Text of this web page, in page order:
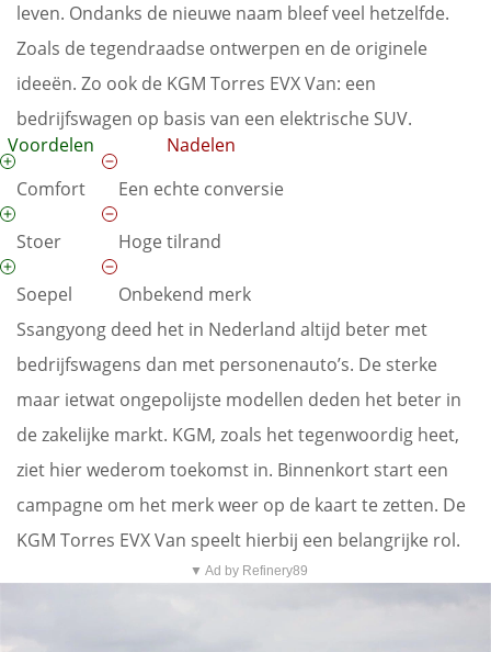
leven. Ondanks de nieuwe naam bleef veel hetzelfde.
Zoals de tegendraadse ontwerpen en de originele
ideeën. Zo ook de KGM Torres EVX Van: een
bedrijfswagen op basis van een elektrische SUV.
Voordelen
Nadelen
Comfort
Stoer
Soepel
Een echte conversie
Hoge tilrand
Onbekend merk
Ssangyong deed het in Nederland altijd beter met
bedrijfswagens dan met personenauto’s. De sterke
maar ietwat ongepolijste modellen deden het beter in
de zakelijke markt. KGM, zoals het tegenwoordig heet,
ziet hier wederom toekomst in. Binnenkort start een
campagne om het merk weer op de kaart te zetten. De
KGM Torres EVX Van speelt hierbij een belangrijke rol.
▼ Ad by Refinery89